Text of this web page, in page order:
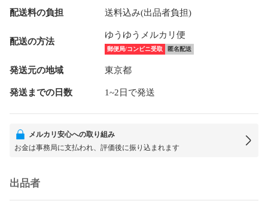
配送料の負担 送料込み(出品者負担)
配送の方法
ゆうゆうメルカリ便
郵便局/コンビニ受取 匿名配送
発送元の地域 東京都
発送までの日数 1~2日で発送
メルカリ安心への取り組み
お金は事務局に支払われ、評価後に振り込まれます
出品者